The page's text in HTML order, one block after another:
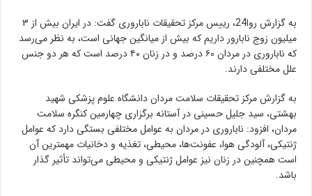
به گزارش روا24، رییس مرکز تحقیقات ناباروری گفت: در ایران بیش از ۳
میلیون زوج نابارور داریم که بیش از میانگین جهانی است، به نظر می‌رسد
که ناباروری در مردان ۶۰ درصد و در زنان ۴۰ درصد است که هر دو جنس
علل مختلفی دارند.
به گزارش مرکز تحقیقات سلامت مردان دانشگاه علوم پزشکی شهید
بهشتی، سید جلیل حسینی در آستانه برگزاری چهارمین کنگره سلامت
مردان، افزود: ناباروری در مردان به عوامل مختلفی بستگی دارد که عوامل
ژنتیکی، آلودگی هوا، عفونت‌ها، محیطی، تغذیه و دخانیات مهمترین آن
است همچنین در زنان نیز عوامل ژنتیکی و محیطی می‌تواند تأثیر گذار
باشد.